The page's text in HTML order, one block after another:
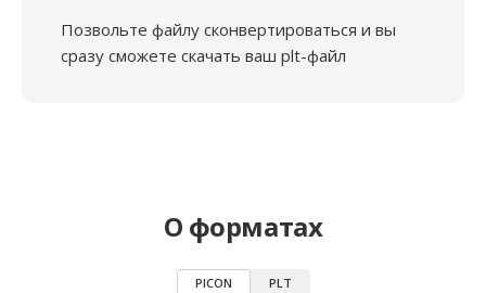
Позвольте файлу сконвертироваться и вы
сразу сможете скачать ваш plt-файл
О форматах
PICON PLT